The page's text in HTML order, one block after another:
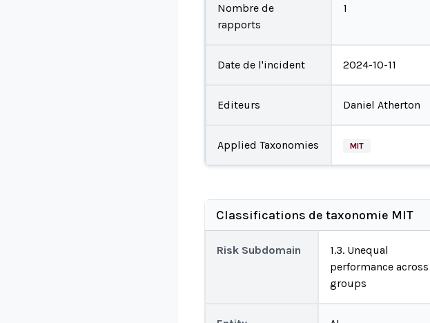
Nombre de
rapports
1
Date de l'incident 2024-10-11
Editeurs Daniel Atherton
Applied Taxonomies MIT
Classifications de taxonomie MIT
Risk Subdomain
1.3. Unequal
performance across
groups